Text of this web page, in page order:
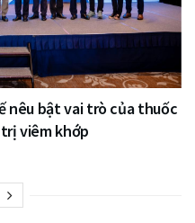
nêu bật vai trò của thuốc
viêm khớp